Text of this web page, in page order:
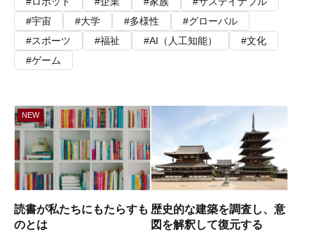
宇宙
大学 多様性
グローバル
スポーツ
福祉 AI（人工知能）
文化
ゲーム
NEW
読書が私たちにもたらすも
のとは
NEW
歴史的な建築を調査し、意
図を解釈して復元する